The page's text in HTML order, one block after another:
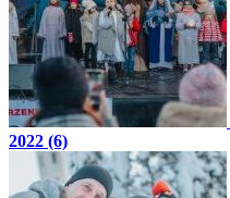
2022 (6)